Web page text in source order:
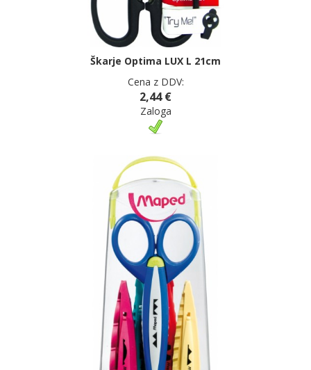
Škarje Optima LUX L 21cm
Cena z DDV:
2,44 €
Zaloga